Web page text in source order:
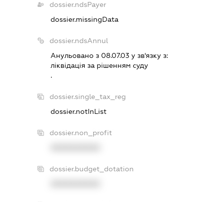
dossier.ndsPayer
dossier.missingData
dossier.ndsAnnul
Анульовано з 08.07.03 у зв'язку з:
лiквiдацiя за рiшенням суду
.
dossier.single_tax_reg
dossier.notInList
dossier.non_profit
dossier.budget_dotation